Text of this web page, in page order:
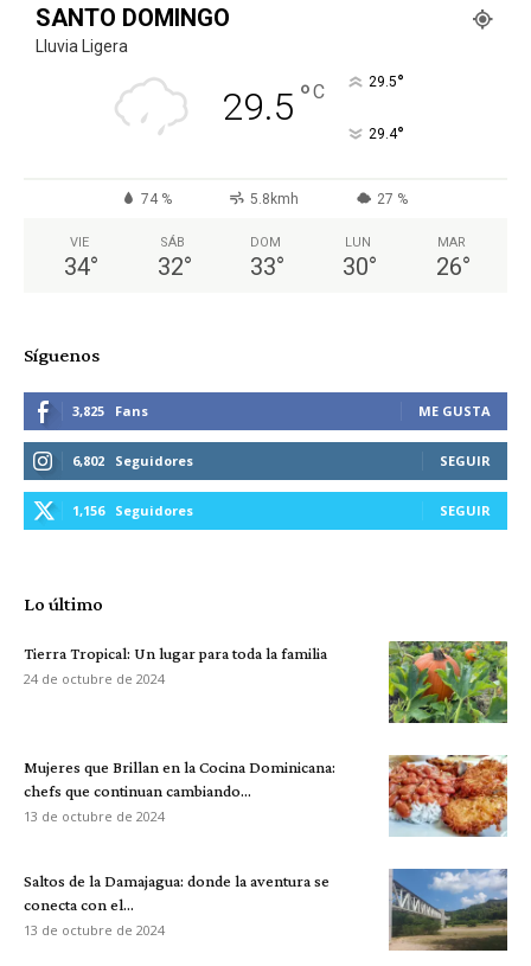
SANTO DOMINGO
Lluvia Ligera
29.5 °C 29.5°
29.4°
74 % 5.8kmh 27 %
VIE
34°
SÁB
32°
DOM
33°
LUN
30°
MAR
26°
Síguenos
3,825 Fans ME GUSTA
6,802 Seguidores SEGUIR
1,156 Seguidores SEGUIR
Lo último
Tierra Tropical: Un lugar para toda la familia
24 de octubre de 2024
Mujeres que Brillan en la Cocina Dominicana:
chefs que continuan cambiando...
13 de octubre de 2024
Saltos de la Damajagua: donde la aventura se
conecta con el...
13 de octubre de 2024